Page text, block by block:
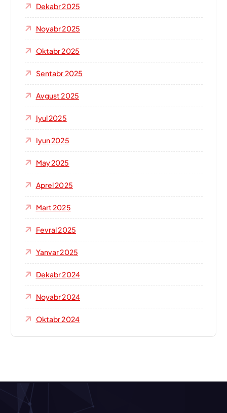
Dekabr 2025
Noyabr 2025
Oktabr 2025
Sentabr 2025
Avgust 2025
Iyul 2025
Iyun 2025
May 2025
Aprel 2025
Mart 2025
Fevral 2025
Yanvar 2025
Dekabr 2024
Noyabr 2024
Oktabr 2024